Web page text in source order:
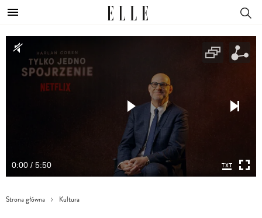
0:00 / 5:50
Strona główna Kultura